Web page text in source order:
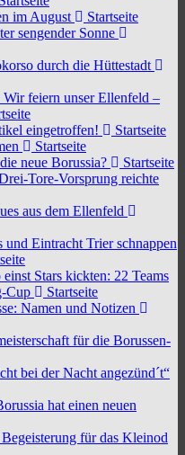
im August
Startseite
sengender Sonne
durch die Hüttestadt
feiern unser Ellenfeld –
eingetroffen!
Startseite
Startseite
neue Borussia?
Startseite
Tore-Vorsprung reichte
aus dem Ellenfeld
und Eintracht Trier schnappen
Stars kickten: 22 Teams
Cup
Startseite
Namen und Notizen
für die Borussen-
bei der Nacht angezünd´t“
hat einen neuen
für das Kleinod